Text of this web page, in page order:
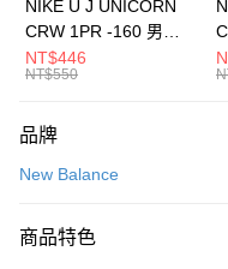
元大商業銀行
台灣樂天信用卡公司
全盈+PAY
AFTEE先享後付
【關於「AFTEE先享後付」】
便利好安心！
３．安心：先確認商品／服務
運送方式
每筆NT$100，滿NT$1,500(
NIKE U J UNICORN
CRW 1PR -160 男女
中統襪 FZ3393100
NT$446
NT$550
品牌
New Balance
商品特色